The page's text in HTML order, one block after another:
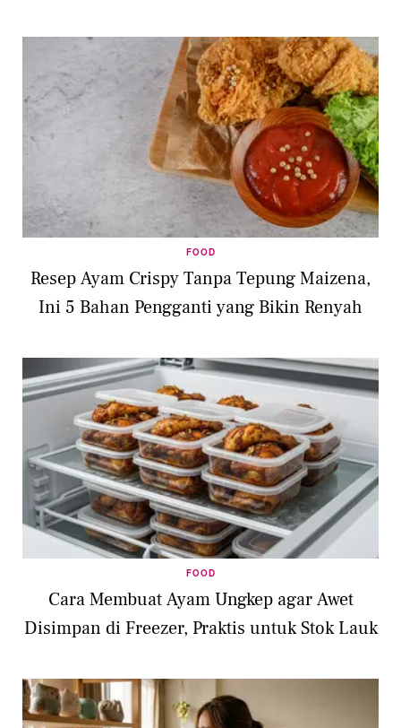
FOOD
Resep Ayam Crispy Tanpa Tepung Maizena,
Ini 5 Bahan Pengganti yang Bikin Renyah
FOOD
Cara Membuat Ayam Ungkep agar Awet
Disimpan di Freezer, Praktis untuk Stok Lauk